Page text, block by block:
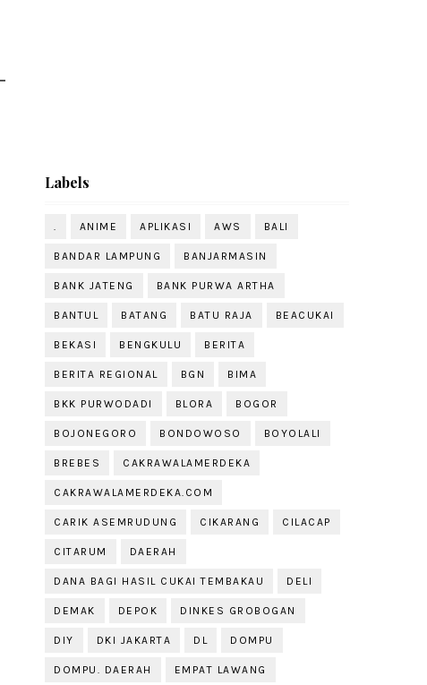
Labels
. ANIME APLIKASI AWS BALI
BANDAR LAMPUNG BANJARMASIN
BANK JATENG BANK PURWA ARTHA
BANTUL BATANG BATU RAJA BEACUKAI
BEKASI BENGKULU BERITA
BERITA REGIONAL BGN BIMA
BKK PURWODADI BLORA BOGOR
BOJONEGORO BONDOWOSO BOYOLALI
BREBES CAKRAWALAMERDEKA
CAKRAWALAMERDEKA.COM
CARIK ASEMRUDUNG CIKARANG CILACAP
CITARUM DAERAH
DANA BAGI HASIL CUKAI TEMBAKAU DELI
DEMAK DEPOK DINKES GROBOGAN
DIY DKI JAKARTA DL DOMPU
DOMPU. DAERAH EMPAT LAWANG